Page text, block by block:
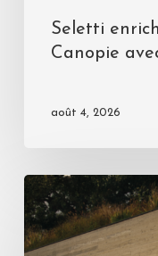
Seletti
Canopie
août 4, 2026